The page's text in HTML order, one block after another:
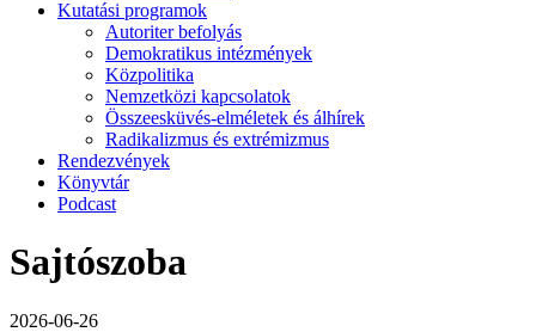
Kutatási programok
Autoriter befolyás
Demokratikus intézmények
Közpolitika
Nemzetközi kapcsolatok
Összeesküvés-elméletek és álhírek
Radikalizmus és extrémizmus
Rendezvények
Könyvtár
Podcast
Sajtószoba
2026-06-26